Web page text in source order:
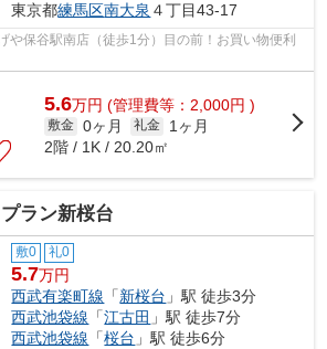
東京都練馬区南大泉 ４丁目43-17
保谷駅南店（徒歩1分）目の前！お買い物便利
5.6万円 (管理費等：2,000円 )
敷金 0ヶ月 礼金
1ヶ月
2階 / 1K / 20.20㎡
ラン新桜台
敷0 礼0
5.7万円
西武有楽町線 「新桜台 」駅 徒歩3分
西武池袋線 「江古田 」駅 徒歩7分
西武池袋線 「桜台 」駅 徒歩6分